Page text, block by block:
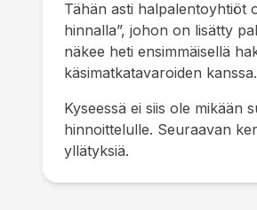
Tähän asti halpalentoyhtiöt
hinnalla”, johon on lisätty
näkee heti ensimmäisellä
käsimatkatavaroiden kanssa.
Kyseessä ei siis ole mikään
hinnoittelulle. Seuraavan
yllätyksiä.